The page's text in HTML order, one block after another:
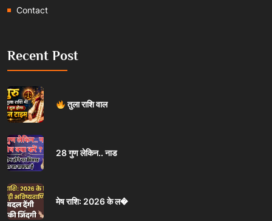
Contact
Recent Post
तुला राशि वाल
28 गुण लेकिन.. नाड
मेष राशि: 2026 के ल�